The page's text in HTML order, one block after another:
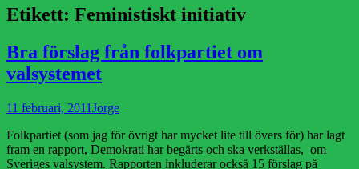
Etikett: Feministiskt initiativ
Bra förslag från folkpartiet om
valsystemet
Publicerad
11 februari, 2011 Författare
Jorge
Folkpartiet (som jag för övrigt har mycket lite till övers för) har lagt
fram en rapport, Demokrati har begärts och ska verkställas, om
Sveriges valsystem. Rapporten inkluderar också 15 förslag på